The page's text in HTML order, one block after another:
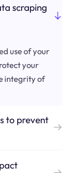
scraping
use of your
your
integrity of
to prevent